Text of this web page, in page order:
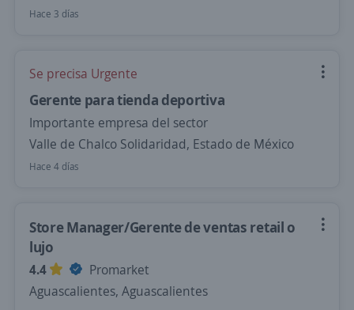
Hace 3 días
Se precisa Urgente
Gerente para tienda deportiva
Importante empresa del sector
Valle de Chalco Solidaridad, Estado de México
Hace 4 días
Store Manager/Gerente de ventas retail o
lujo
4.4
Promarket
Aguascalientes, Aguascalientes